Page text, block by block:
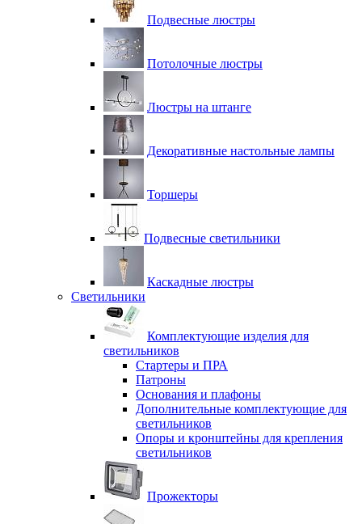
Подвесные люстры
Потолочные люстры
Люстры на штанге
Декоративные настольные лампы
Торшеры
Подвесные светильники
Каскадные люстры
Светильники
Комплектующие изделия для
светильников
Стартеры и ПРА
Патроны
Основания и плафоны
Дополнительные комплектующие для
светильников
Опоры и кронштейны для крепления
светильников
Прожекторы